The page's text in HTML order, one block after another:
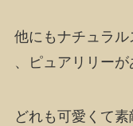
他にもナチュラ
、ピュアリリーが
どれも可愛くて素